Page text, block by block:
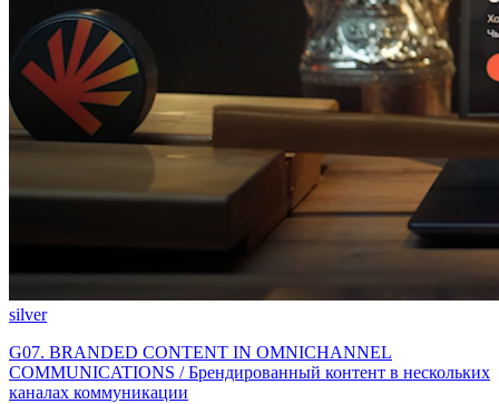
silver
G07. BRANDED CONTENT IN OMNICHANNEL
COMMUNICATIONS / Брендированный контент в нескольких
каналах коммуникации